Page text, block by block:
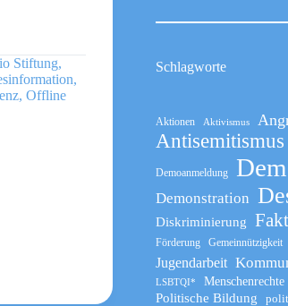
Stiftung,
,
,Offline
Schlagworte
Aktionen Aktivismus
Antisemitismus
Demoanmeldung
Demonstration
Diskriminierung
Förderung
Gemeinnützigkeit
Jugendarbeit
LSBTQI* Menschenrechte
Politische Bildung